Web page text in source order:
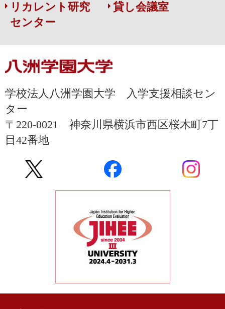
リカレント研究
センター
貸し会議室
学校法人八洲学園大学 入学支援相談セン
ター
〒220-0021 神奈川県横浜市西区桜木町7丁
目42番地